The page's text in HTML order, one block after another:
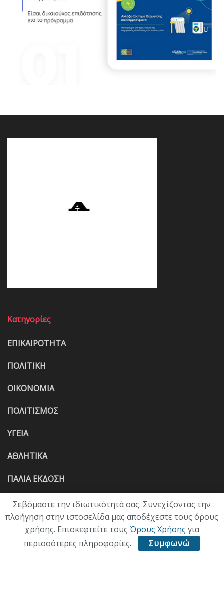
Κατηγορίες
ΕΠΙΚΑΙΡΟΤΗΤΑ
ΠΟΛΙΤΙΚΗ
ΟΙΚΟΝΟΜΙΑ
ΠΟΛΙΤΙΣΜΟΣ
ΥΓΕΙΑ
ΑΘΛΗΤΙΚΑ
ΠΑΛΙΑ ΕΚΔΟΣΗ
Σεβόμαστε την ιδιωτικότητά σας. Συνεχίζοντας την
πλοήγηση στην ιστοσελίδα μας αποδέχεστε τους όρους
χρήσης. Επισκεφτείτε τους Όρους Χρήσης για
περισσότερες πληροφορίες.
Συμφωνώ